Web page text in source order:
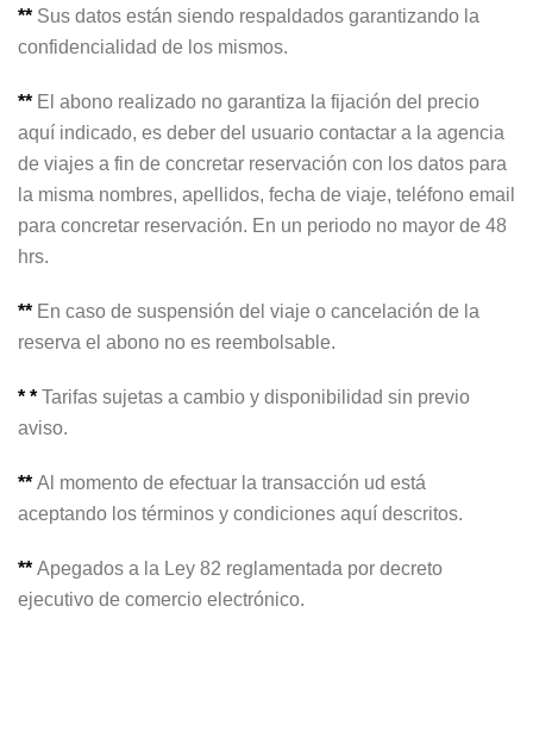
** Sus datos están siendo respaldados garantizando la
confidencialidad de los mismos.
** El abono realizado no garantiza la fijación del precio
aquí indicado, es deber del usuario contactar a la agencia
de viajes a fin de concretar reservación con los datos para
la misma nombres, apellidos, fecha de viaje, teléfono email
para concretar reservación. En un periodo no mayor de 48
hrs.
** En caso de suspensión del viaje o cancelación de la
reserva el abono no es reembolsable.
* * Tarifas sujetas a cambio y disponibilidad sin previo
aviso.
** Al momento de efectuar la transacción ud está
aceptando los términos y condiciones aquí descritos.
** Apegados a la Ley 82 reglamentada por decreto
ejecutivo de comercio electrónico.